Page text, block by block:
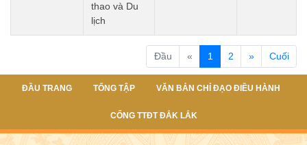
thao và Du
lịch
Đầu « 1 (current)
2 » Cuối
ĐẦU TRANG TỔNG TẬP VĂN BẢN CHỈ ĐẠO ĐIỀU HÀNH
CỔNG TTĐT ĐẮK LẮK